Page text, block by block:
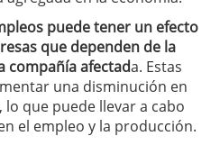
puede tener un efecto
que dependen de la
compañía afectada. Estas
una disminución en
que puede llevar a cabo
el empleo y la producción.